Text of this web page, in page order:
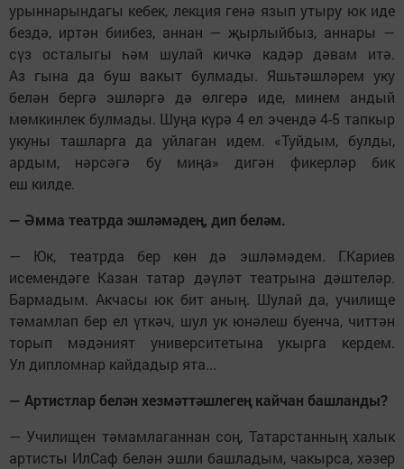
урыннарындагы кебек, лекция генә язып утыру юк иде
бездә, иртән биибез, аннан — җырлыйбыз, аннары —
сүз осталыгы һәм шулай кичкә кадәр дәвам итә.
Аз гына да буш вакыт булмады. Яшьтәшләрем уку
белән бергә эшләргә дә өлгерә иде, минем андый
мөмкинлек булмады. Шуңа күрә 4 ел эчендә 4-5 тапкыр
укуны ташларга да уйлаган идем. «Туйдым, булды,
ардым, нәрсәгә бу миңа» дигән фикерләр бик
еш килде.
— Әмма театрда эшләмәдең, дип беләм.
— Юк, театрда бер көн дә эшләмәдем. Г.Кариев
исемендәге Казан татар дәүләт театрына дәштеләр.
Бармадым. Акчасы юк бит аның. Шулай да, училище
тәмамлап бер ел үткәч, шул ук юнәлеш буенча, читтән
торып мәдәният университетына укырга кердем.
Ул дипломнар кайдадыр ята...
— Артистлар белән хезмәттәшлегең кайчан башланды?
— Училищен тәмамлаганнан соң, Татарстанның халык
артисты ИлСаф белән эшли башладым, чакырса, хәзер